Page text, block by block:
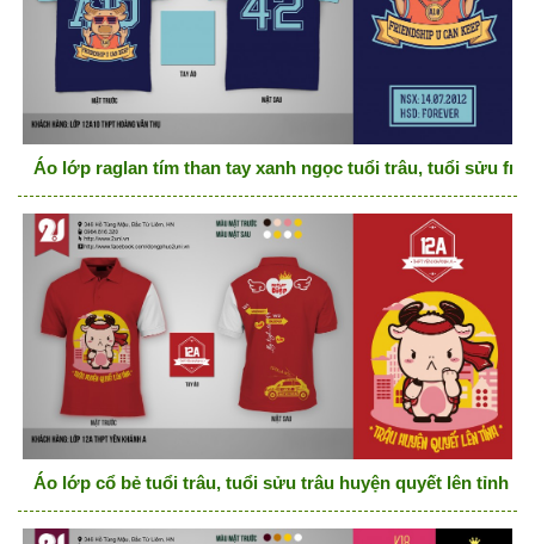
Áo lớp raglan tím than tay xanh ngọc tuổi trâu, tuổi sửu
Áo lớp cổ bẻ tuổi trâu, tuổi sửu trâu huyện quyết lên tỉnh